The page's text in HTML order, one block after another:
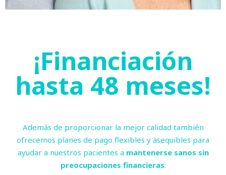
¡Financiación
hasta 48 meses!
Además de proporcionar la mejor calidad también
ofrecemos planes de pago flexibles y asequibles para
ayudar a nuestros pacientes a mantenerse sanos sin
preocupaciones financieras.